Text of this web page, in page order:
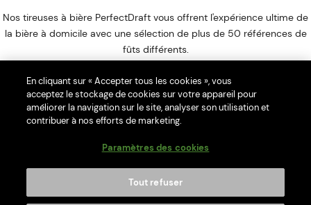
Nos tireuses à bière PerfectDraft vous offrent l'expérience ultime de
la bière à domicile avec une sélection de plus de 50 références de
fûts différents.
Ecologic DEEE. Notre numéro UIN est FR044946_052XKI. Veuillez
visiter le site Webd'Ecologicpour savoir comment vous débarrasser
de votre DEEE ménagers.
L’abus d’alcool est dangereux pour la santé, à consommer avec
Merci de ne pas partager le contenu de ce site avec des mineurs. La
consommation d’alcool est vivement déconseillée aux femmes
En cliquant sur « Accepter tous les cookies », vous
acceptez le stockage de cookies sur votre appareil pour
améliorer la navigation sur le site, analyser son utilisation et
contribuer à nos efforts de marketing.
Paramètres des cookies
Tout refuser